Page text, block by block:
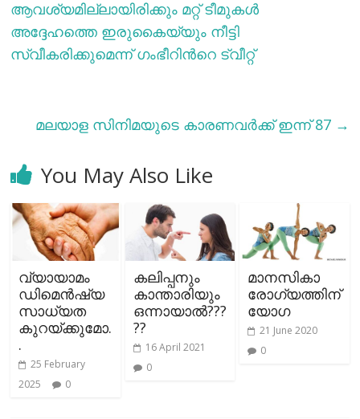
ആവശ്യമില്ലായിരിക്കും മറ്റ് ടീമുകള്‍
അദ്ദേഹത്തെ ഇരുകൈയ്യും നീട്ടി
സ്വീകരിക്കുമെന്ന് ഗംഭീറിന്‍റെ ട്വീറ്റ്
മലയാള സിനിമയുടെ കാരണവര്‍ക്ക് ഇന്ന് 87 →
You May Also Like
വ്യായാമം
ഡിമെന്‍ഷ്യ
സാധ്യത
കുറയ്ക്കുമോ.
.
25 February
2025
0
കലിപ്പനും
കാന്താരിയും
ഒന്നായാൽ???
??
16 April 2021
0
മാനസികാ
രോഗ്യത്തിന്
യോഗ
21 June 2020
0